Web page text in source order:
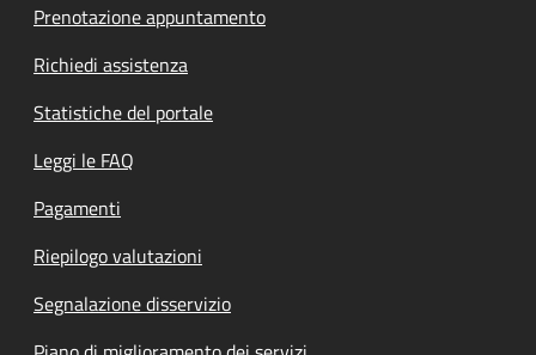
Prenotazione appuntamento
Richiedi assistenza
Statistiche del portale
Leggi le FAQ
Pagamenti
Riepilogo valutazioni
Segnalazione disservizio